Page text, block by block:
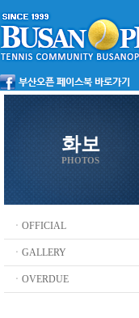
화보
PHOTOS
ㆍOFFICIAL
ㆍGALLERY
ㆍOVERDUE